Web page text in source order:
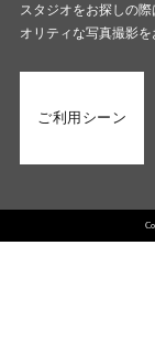
スタジオをお探しの
オリティな写真撮影を
ご利用シーン